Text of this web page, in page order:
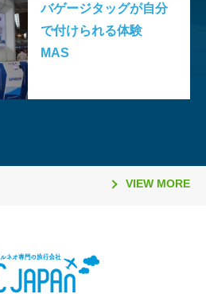
バゲージタッグが自分
で付けられる体験
MAS
VIEW MORE
マレーシア短期留学モニタ
州 「サステナビリティ料
ェット機運航便 ターミナ